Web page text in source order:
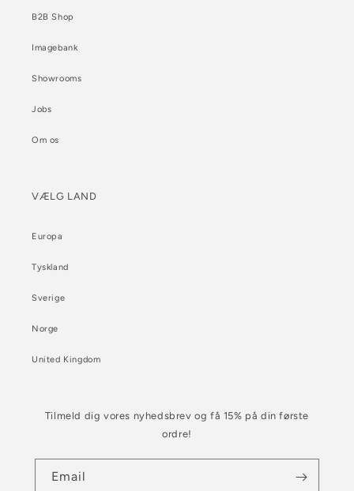
B2B Shop
Imagebank
Showrooms
Jobs
Om os
VÆLG LAND
Europa
Tyskland
Sverige
Norge
United Kingdom
Tilmeld dig vores nyhedsbrev og få 15% på din første
ordre!
Email